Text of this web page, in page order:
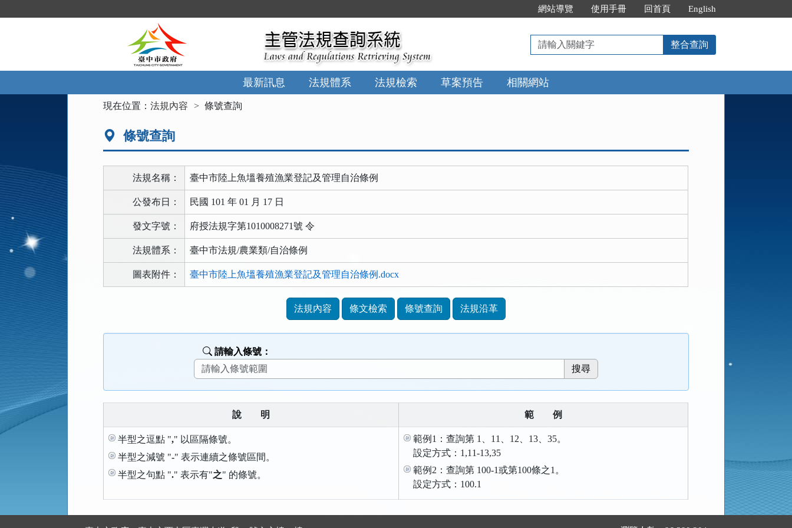
到
網站導覽 使用手冊 回首頁 English
請
輸
入
關
鍵
整合查詢
最新訊息 法規體系 法規檢索 草案預告 相關網站
現在位置：法規內容 條號查詢
條號查詢
法規名稱： 臺中市陸上魚塭養殖漁業登記及管理自治條例
公發布日： 民國 101 年 01 月 17 日
發文字號： 府授法規字第1010008271號 令
法規體系： 臺中市法規/農業類/自治條例
圖表附件： 臺中市陸上魚塭養殖漁業登記及管理自治條例.docx
功
區
法規內容 條文檢索 條號查詢 法規沿革
請輸入條號：
說 明 範例
半型之逗點 "," 以區隔條號。
半型之減號 "-" 表示連續之條號區間。
半型之句點 "." 表示有"之" 的條號。
範例1：查詢第 1、11、12、13、35。
設定方式：1,11-13,35
範例2：查詢第 100-1或第100條之1。
設定方式：100.1